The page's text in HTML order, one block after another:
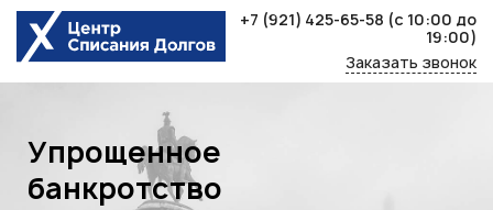
Skip
content
+7 (921) 425-65-58 (с 10:00 до
19:00)
Заказать звонок
Упрощенное
банкротство